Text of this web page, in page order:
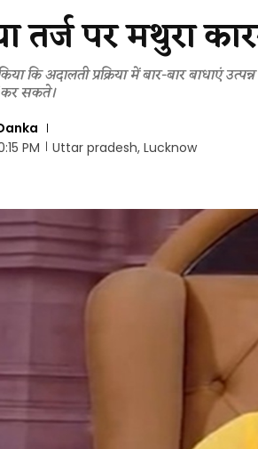
तर्ज पर मथुरा
कि अदालती प्रक्रिया में बार-बार बाधाएं
कर सकते।
PM
Uttar pradesh, Lucknow